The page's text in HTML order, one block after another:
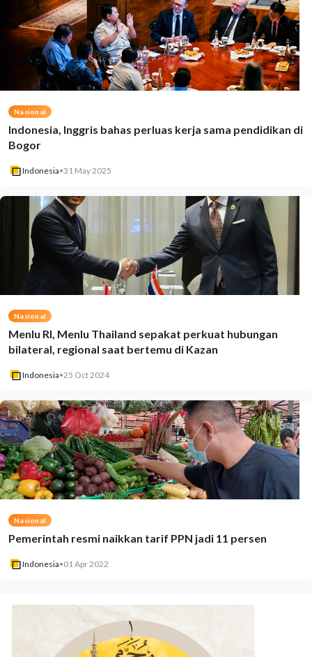
Nasional
Indonesia, Inggris bahas perluas kerja sama pendidikan di
Bogor
Indonesia•31 May 2025
Nasional
Menlu RI, Menlu Thailand sepakat perkuat hubungan
bilateral, regional saat bertemu di Kazan
Indonesia•25 Oct 2024
Nasional
Pemerintah resmi naikkan tarif PPN jadi 11 persen
Indonesia•01 Apr 2022